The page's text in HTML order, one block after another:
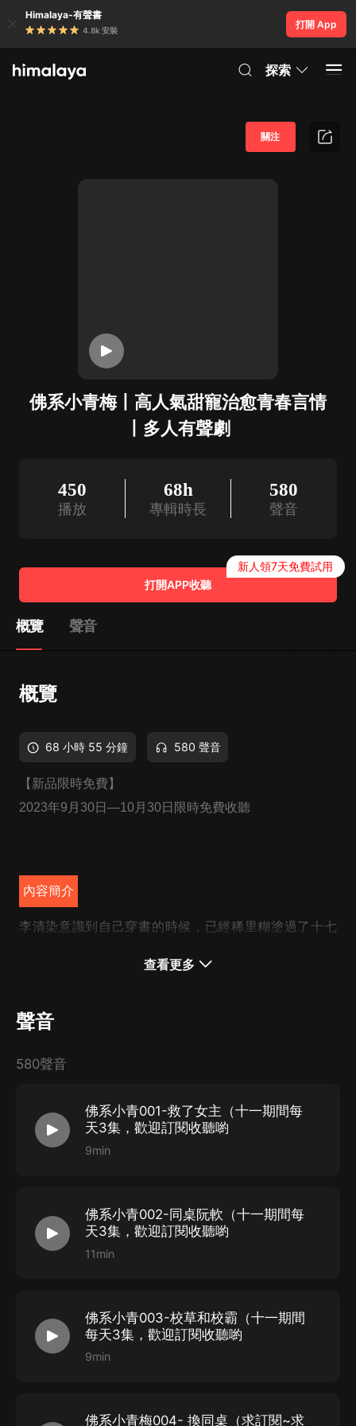
Himalaya-有聲書
4.8k 安裝
打開 App
探索
佛系小青梅丨高人氣甜寵治愈青春言情
丨多人有聲劇
關注
450
播放
68h
專輯時長
580
聲音
打開APP收聽
新人領7天免費試用
概覽 聲音
概覽
68 小時 55 分鐘 580 聲音
【新品限時免費】
2023年9月30日—10月30日限時免費收聽
內容簡介
李清染意識到自己穿書的時候，已經稀里糊塗過了十七
跟書中的男主謝映安更是青梅竹馬一起長大，兩人關系還
帶著男主光環的謝映安，一出生就是開了掛一樣的存在，
清染模糊記得她在書中是個女配，因為處處給女主下絆子
清染打了個寒顫，覺得這個套路她太熟悉，摻和不摻和都
有可能出問題，她得想一些應付的法子……
於吉—旁白、謝映安、李清墨
昊瀾——吳志國、書中各種長輩
龍神——蘇琛、宋時澤
查看更多
聲音
580聲音
佛系小青001-救了女主（十一期間每
天3集，歡迎訂閱收聽喲
9min
佛系小青002-同桌阮軟（十一期間每
天3集，歡迎訂閱收聽喲
11min
佛系小青003-校草和校霸（十一期間
每天3集，歡迎訂閱收聽喲
9min
佛系小青梅004- 換同桌（求訂閱~求